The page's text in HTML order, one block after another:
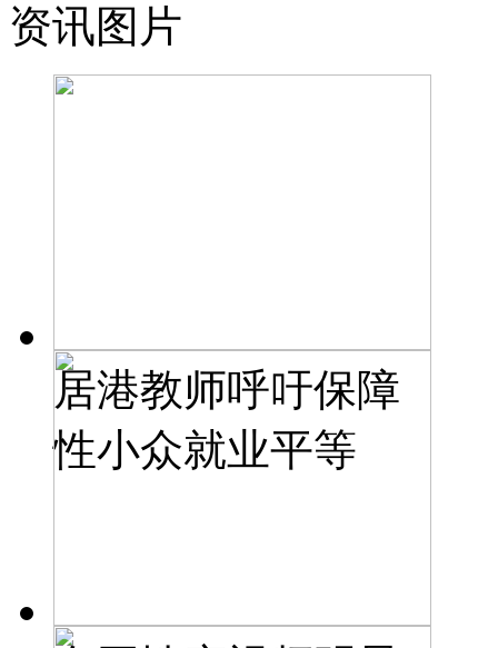
资讯图片
居港教师呼吁保障
性小众就业平等